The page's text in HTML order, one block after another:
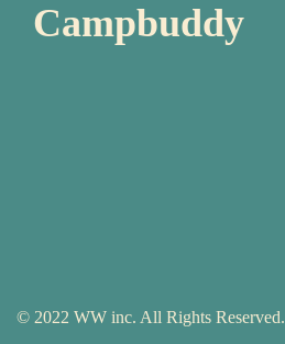
Campbuddy
© 2022 WW inc. All Rights Reserved.